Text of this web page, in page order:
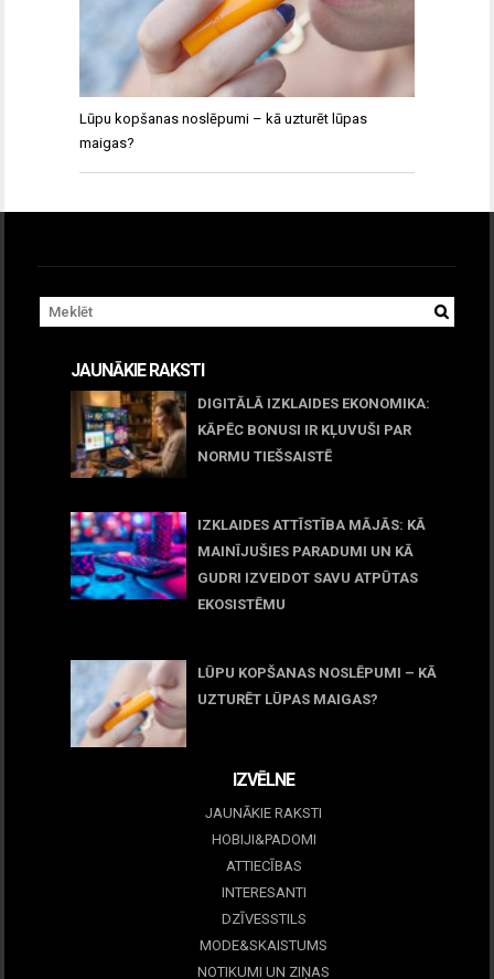
Lūpu kopšanas noslēpumi – kā uzturēt lūpas
maigas?
JAUNĀKIE RAKSTI
DIGITĀLĀ IZKLAIDES EKONOMIKA:
KĀPĒC BONUSI IR KĻUVUŠI PAR
NORMU TIEŠSAISTĒ
IZKLAIDES ATTĪSTĪBA MĀJĀS: KĀ
MAINĪJUŠIES PARADUMI UN KĀ
GUDRI IZVEIDOT SAVU ATPŪTAS
EKOSISTĒMU
LŪPU KOPŠANAS NOSLĒPUMI – KĀ
UZTURĒT LŪPAS MAIGAS?
IZVĒLNE
JAUNĀKIE RAKSTI
HOBIJI&PADOMI
ATTIECĪBAS
INTERESANTI
DZĪVESSTILS
MODE&SKAISTUMS
NOTIKUMI UN ZIŅAS